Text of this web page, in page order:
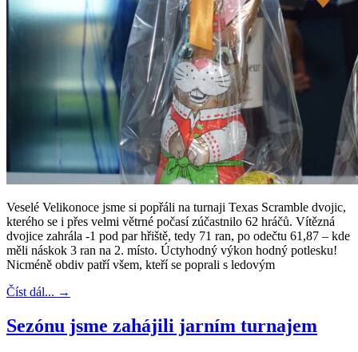
Veselé Velikonoce jsme si popřáli na turnaji Texas Scramble dvojic,
kterého se i přes velmi větrné počasí zúčastnilo 62 hráčů. Vítězná
dvojice zahrála -1 pod par hřiště, tedy 71 ran, po odečtu 61,87 – kde
měli náskok 3 ran na 2. místo. Úctyhodný výkon hodný potlesku!
Nicméně obdiv patří všem, kteří se poprali s ledovým
Číst dál... →
Sezónu jsme zahájili jarním turnajem